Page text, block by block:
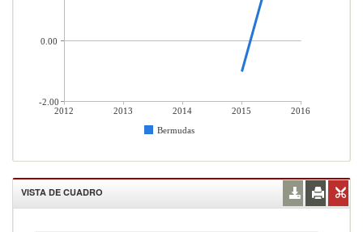
2012 2013 2014 2015
2016
Bermudas
0.00
-2.00
VISTA DE CUADRO